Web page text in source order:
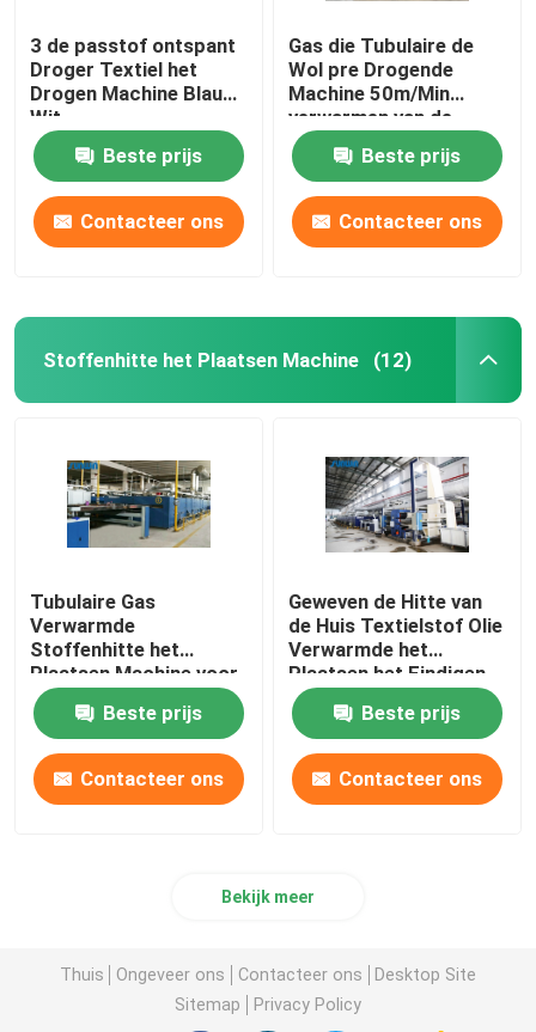
3 de passtof ontspant
Droger Textiel het
Drogen Machine Blauw
Wit
Beste prijs
Contacteer ons
Gas die Tubulaire de
Wol pre Drogende
Machine 50m/Min
verwarmen van de
Stoffen Drogere
MachineBeste prijs
Contacteer ons
Stoffenhitte het Plaatsen Machine (12)
Tubulaire Gas
Verwarmde
Stoffenhitte het
Plaatsen Machine voor
Handdoekstoffen
2200mmBeste prijs
Contacteer ons
Geweven de Hitte van
de Huis Textielstof Olie
Verwarmde het
Plaatsen het Eindigen
Stenter Machine
Beste prijs
Contacteer ons
Bekijk meer
Thuis Ongeveer ons Contacteer ons
Desktop Site
Sitemap
Privacy Policy